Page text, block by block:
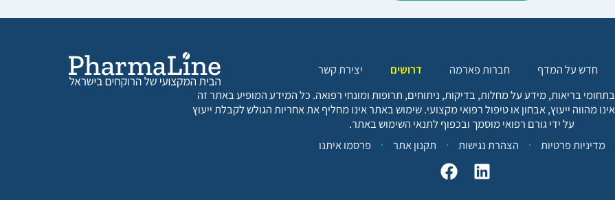
חדש על המדף חברות פארמה דרושים
יצירת קשר
בריאות, מידע על מחלות, בדיקות, ניתוחים, תרופות ומונחי רפואה. כל המידע המופיע באתר זה
מהווה ייעוץ, אבחון או טיפול רפואי מקצועי. שימוש באתר אינו מחליף את אחריות הגולש לקבלת ייעוץ
על ידי גורם רפואי מוסמך ובכפוף לתנאי השימוש באתר.
מדיניות פרטיות
הצהרת נגישות תקנון אתר פרסמו איתנו